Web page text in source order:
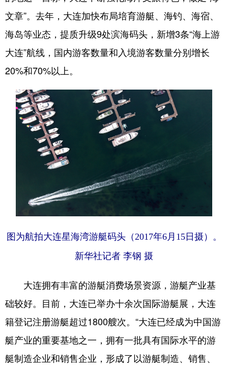
文章”。去年，大连加快布局培育游艇、海钓、海宿、
海岛等业态，提质升级9处滨海码头，新增3条“海上游
大连”航线，国内游客数量和入境游客数量分别增长
20%和70%以上。
图为航拍大连星海湾游艇码头（2017年6月15日摄）。
新华社记者 李钢 摄
大连拥有丰富的游艇消费场景资源，游艇产业基
础较好。目前，大连已举办十余次国际游艇展，大连
籍登记注册游艇超过1800艘次。“大连已经成为中国游
艇产业的重要基地之一，拥有一批具有国际水平的游
艇制造企业和销售企业，形成了以游艇制造、销售、